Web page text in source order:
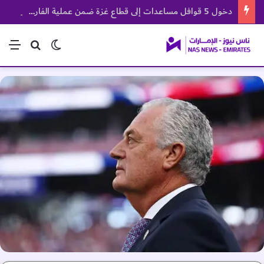
دخول 5 قوافل مساعدات إلى قطاع غزة ضمن عملية الفارس الشهم 3
بحث عن
الوضع المظلم